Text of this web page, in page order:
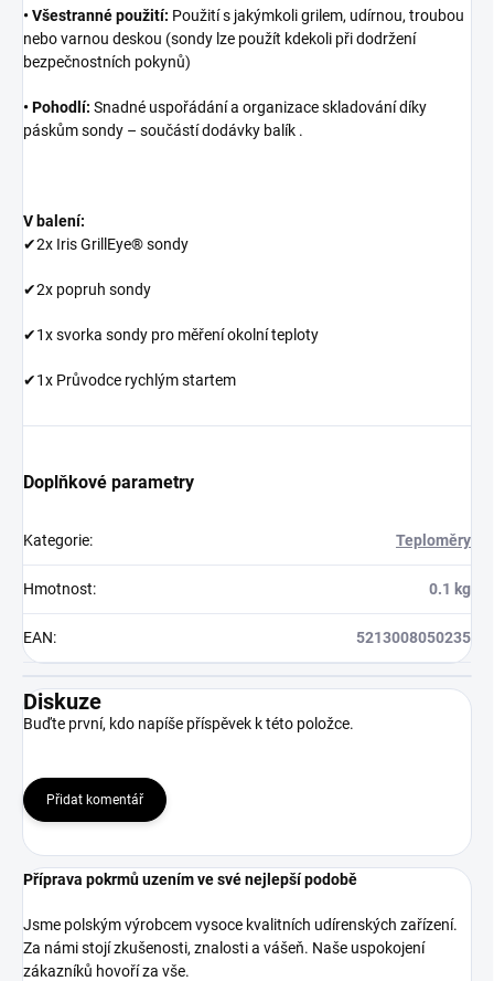
• Všestranné použití: Použití s ​​jakýmkoli grilem, udírnou, troubou
nebo varnou deskou (sondy lze použít kdekoli při dodržení
bezpečnostních pokynů)
• Pohodlí: Snadné uspořádání a organizace skladování díky
páskům sondy – součástí dodávky balík .
V balení:
✔2x Iris GrillEye® sondy
✔2x popruh sondy
✔1x svorka sondy pro měření okolní teploty
✔1x Průvodce rychlým startem
Doplňkové parametry
Kategorie: Teploměry
Hmotnost: 0.1 kg
EAN: 5213008050235
Diskuze
Buďte první, kdo napíše příspěvek k této položce.
Přidat komentář
Příprava pokrmů uzením ve své nejlepší podobě
Jsme polským výrobcem vysoce kvalitních udírenských zařízení.
Za námi stojí zkušenosti, znalosti a vášeň. Naše uspokojení
zákazníků hovoří za vše.